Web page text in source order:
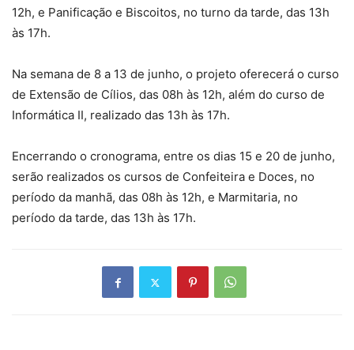
12h, e Panificação e Biscoitos, no turno da tarde, das 13h
às 17h.
Na semana de 8 a 13 de junho, o projeto oferecerá o curso
de Extensão de Cílios, das 08h às 12h, além do curso de
Informática II, realizado das 13h às 17h.
Encerrando o cronograma, entre os dias 15 e 20 de junho,
serão realizados os cursos de Confeiteira e Doces, no
período da manhã, das 08h às 12h, e Marmitaria, no
período da tarde, das 13h às 17h.